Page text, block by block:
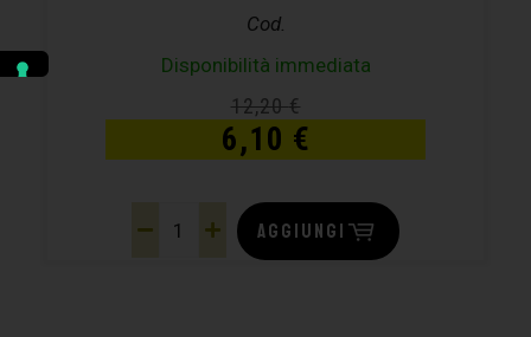
Cod.
Disponibilità immediata
12,20€
6,10 €
AGGIUNGI